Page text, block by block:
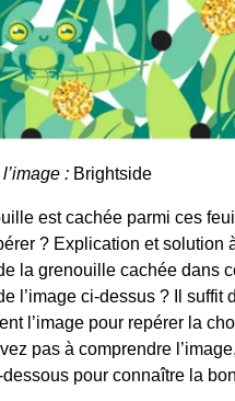
: Brightside
est cachée parmi ces
? Explication et solution
la grenouille cachée dans
l’image ci-dessus ? Il suffit
l’image pour repérer la
pas à comprendre
pour connaître la